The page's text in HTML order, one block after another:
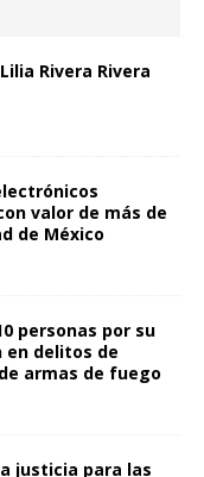
Rivera Rivera
valor de más de
de México
personas por su
en delitos de
armas de fuego
justicia para las